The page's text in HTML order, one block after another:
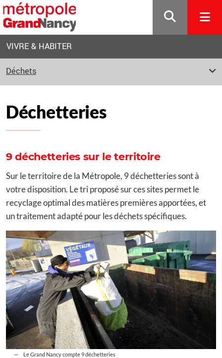
Gestion de vos préférences sur les cookies
VIVRE & HABITER
Déchets
Déchetteries
9 déchetteries sur le territoire
Sur le territoire de la Métropole, 9 déchetteries sont à
votre disposition. Le tri proposé sur ces sites permet le
recyclage optimal des matières premières apportées, et
un traitement adapté pour les déchets spécifiques.
Le Grand Nancy compte 9 déchetteries